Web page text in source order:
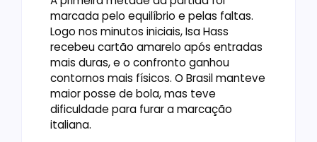
marcada pelo equilíbrio e pelas faltas.
Logo nos minutos iniciais, Isa Hass
recebeu cartão amarelo após entradas
mais duras, e o confronto ganhou
contornos mais físicos. O Brasil manteve
maior posse de bola, mas teve
dificuldade para furar a marcação
italiana.